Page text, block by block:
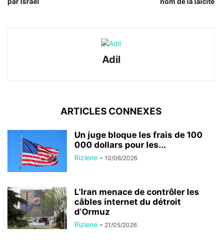
Adil
ARTICLES CONNEXES
Un juge bloque les frais de 100
000 dollars pour les...
Rizlene - 10/06/2026
L’Iran menace de contrôler les
câbles internet du détroit
d’Ormuz
Rizlene - 21/05/2026